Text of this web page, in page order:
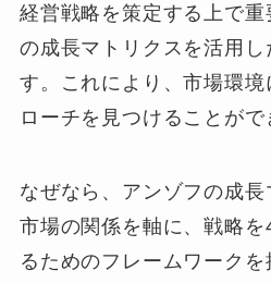
経営戦略を策定する上で
の成長マトリクスを活用
す。これにより、市場環
ローチを見つけることがで
なぜなら、アンゾフの成長
市場の関係を軸に、戦略
るためのフレームワークを